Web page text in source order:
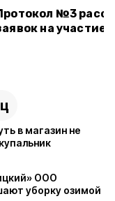
№3
на участие
в магазин не
ООО
уборку озимой